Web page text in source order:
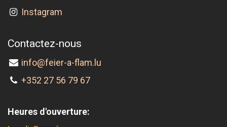
Instagram
Contactez-nous
info@feier-a-flam.lu
+352 27 56 79 67
Heures d'ouverture: